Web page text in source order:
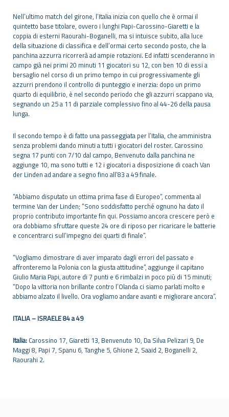
Nell’ultimo match del girone, l’Italia inizia con quello che è ormai il
quintetto base titolare, ovvero i lunghi Papi-Carossino-Giaretti e la
coppia di esterni Raourahi-Boganelli, ma si intuisce subito, alla luce
della situazione di classifica e dell’ormai certo secondo posto, che la
panchina azzurra ricorrerà ad ampie rotazioni. Ed infatti scenderanno in
campo già nei primi 20 minuti 11 giocatori su 12, con ben 10 di essi a
bersaglio nel corso di un primo tempo in cui progressivamente gli
azzurri prendono il controllo di punteggio e inerzia: dopo un primo
quarto di equilibrio, è nel secondo periodo che gli azzurri scappano via,
segnando un 25 a 11 di parziale complessivo fino al 44-26 della pausa
lunga.
Il secondo tempo è di fatto una passeggiata per l’Italia, che amministra
senza problemi dando minuti a tutti i giocatori del roster. Carossino
segna 17 punti con 7/10 dal campo, Benvenuto dalla panchina ne
aggiunge 10, ma sono tutti e 12 i giocatori a disposizione di coach Van
der Linden ad andare a segno fino all’83 a 49 finale.
“Abbiamo disputato un ottima prima fase di Europeo”, commenta al
termine Van der Linden; “Sono soddisfatto perché ognuno ha dato il
proprio contributo importante fin qui. Possiamo ancora crescere però e
ora dobbiamo sfruttare queste 24 ore di riposo per ricaricare le batterie
e concentrarci sull’impegno dei quarti di finale”.
“Vogliamo dimostrare di aver imparato dagli errori del passato e
affronteremo la Polonia con la giusta attitudine”, aggiunge il capitano
Giulio Maria Papi, autore di 7 punti e 6 rimbalzi in poco più di 15 minuti;
“Dopo la vittoria non brillante contro l’Olanda ci siamo parlati molto e
abbiamo alzato il livello. Ora vogliamo andare avanti e migliorare ancora”.
ITALIA – ISRAELE 84 a 49
Italia: Carossino 17, Giaretti 13, Benvenuto 10, Da Silva Pelizari 9, De
Maggi 8, Papi 7, Spanu 6, Tanghe 5, Ghione 2, Saaid 2, Boganelli 2,
Raourahi 2.